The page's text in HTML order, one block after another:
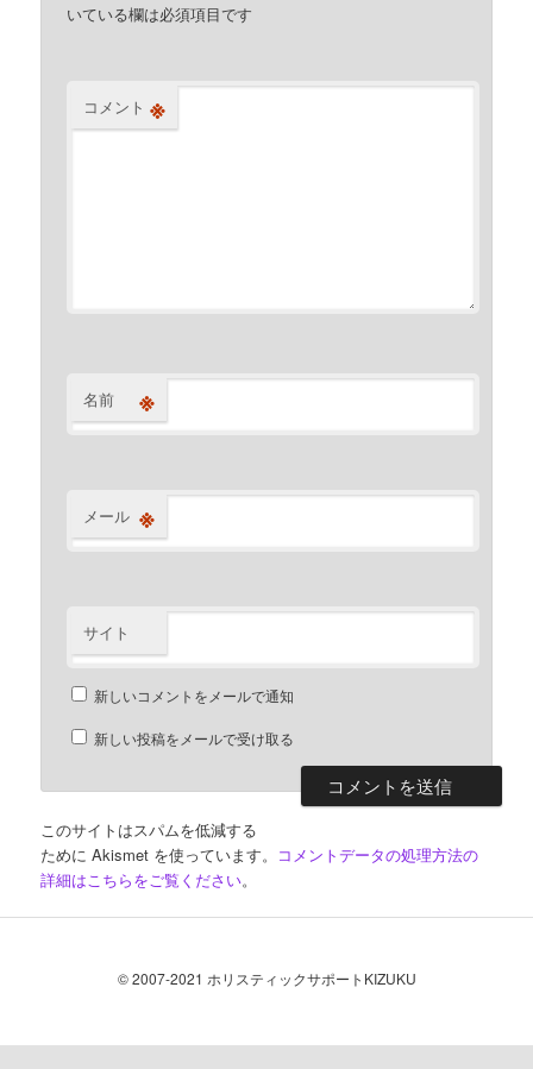
いている欄は必須項目です
コメント ※
名前 ※
メール ※
サイト
新しいコメントをメールで通知
新しい投稿をメールで受け取る
このサイトはスパムを低減する
ために Akismet を使っています。 コメントデータの処理方法の
詳細はこちらをご覧ください。
© 2007-2021 ホリスティックサポートKIZUKU